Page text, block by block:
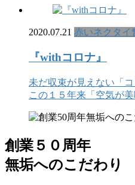
2020.07.21 赤いネクタイ
『withコロナ』
未だ収束が見えない「
この１５年来「空気が
創業５０周年
無垢へのこだわり